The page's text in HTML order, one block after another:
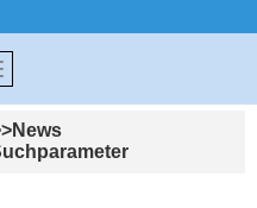
News